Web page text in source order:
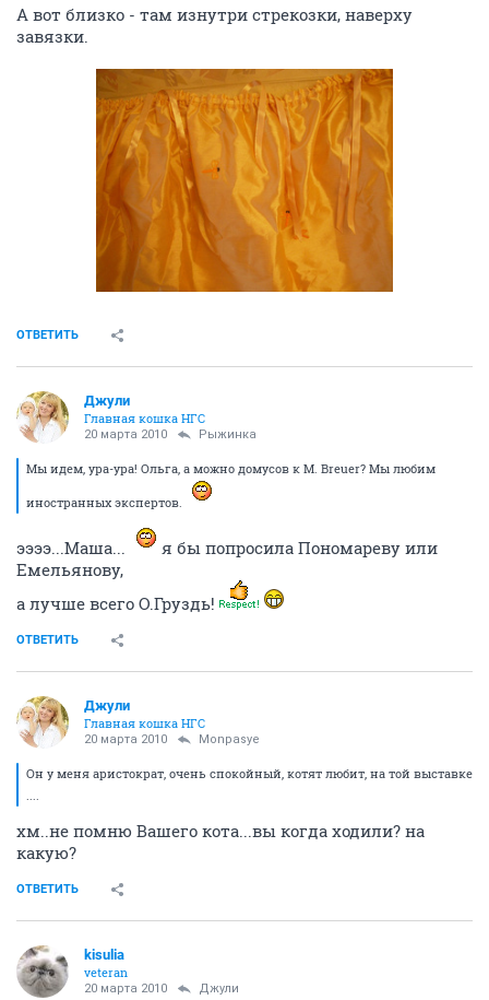
А вот близко - там изнутри стрекозки, наверху
завязки.
ОТВЕТИТЬ
Джули
Главная кошка НГС
20 марта 2010 Рыжинка
Мы идем, ура-ура! Ольга, а можно домусов к M. Breuer? Мы любим
иностранных экспертов.
ээээ...Маша...
я бы попросила Пономареву или
Емельянову,
а лучше всего О.Груздь!
ОТВЕТИТЬ
Джули
Главная кошка НГС
20 марта 2010 Monpasye
Он у меня аристократ, очень спокойный, котят любит, на той выставке
хм..не помню Вашего кота...вы когда ходили? на
какую?
ОТВЕТИТЬ
kisulia
veteran
20 марта 2010 Джули